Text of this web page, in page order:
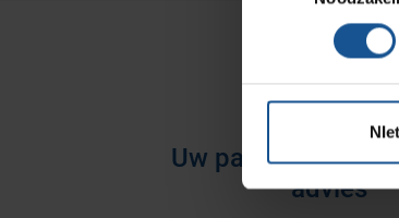
Uw partner voor
advies
Modulaire
Opslagsystemen en
voorraadbeheer